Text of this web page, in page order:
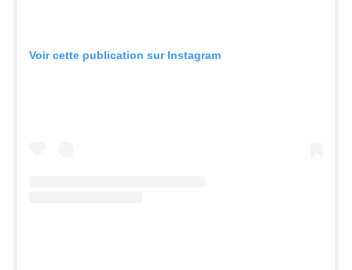
Voir cette publication sur Instagram